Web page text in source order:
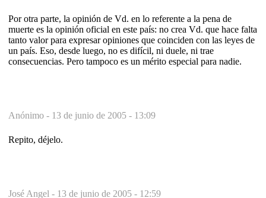
Por otra parte, la opinión de Vd. en lo referente a la pena de
muerte es la opinión oficial en este país: no crea Vd. que hace falta
tanto valor para expresar opiniones que coinciden con las leyes de
un país. Eso, desde luego, no es difícil, ni duele, ni trae
consecuencias. Pero tampoco es un mérito especial para nadie.
Anónimo - 13 de junio de 2005 - 13:09
Repito, déjelo.
José Angel - 13 de junio de 2005 - 12:59